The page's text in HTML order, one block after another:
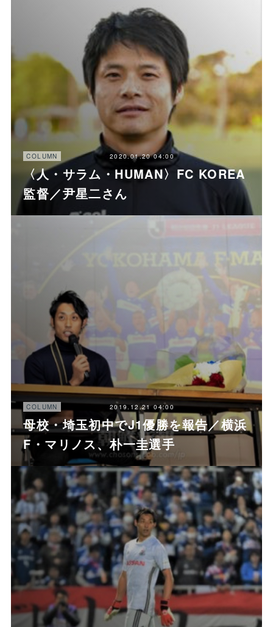
COLUMN 2020.01.20 04:00
〈人・サラム・HUMAN〉FC KOREA
監督／尹星二さん
COLUMN 2019.12.21 04:00
母校・埼玉初中でJ1優勝を報告／横浜
F・マリノス、朴一圭選手